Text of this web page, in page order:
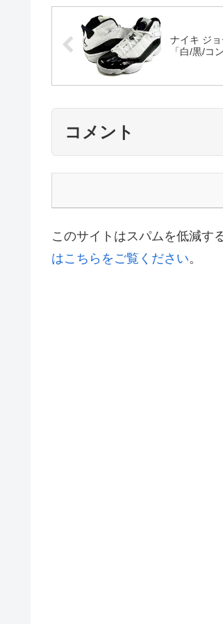
ナイキ ジ
「白/黒/コ
コメント
このサイトはスパムを低減す
はこちらをご覧ください。